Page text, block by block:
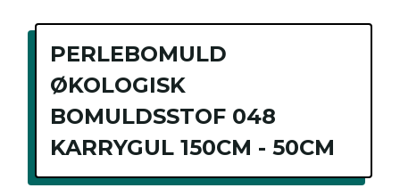
PERLEBOMULD
ØKOLOGISK
BOMULDSSTOF 048
KARRYGUL 150CM - 50CM